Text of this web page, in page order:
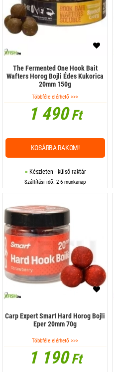
The Fermented One Hook Bait
Wafters Horog Bojli Édes Kukorica
20mm 150g
Többféle elérhető >>>
1 490Ft
Készleten - külső raktár
Szállítási idő: 2-6 munkanap
KOSÁRBA RAKOM!
Carp Expert Smart Hard Horog Bojli
Eper 20mm 70g
Többféle elérhető >>>
1 190Ft